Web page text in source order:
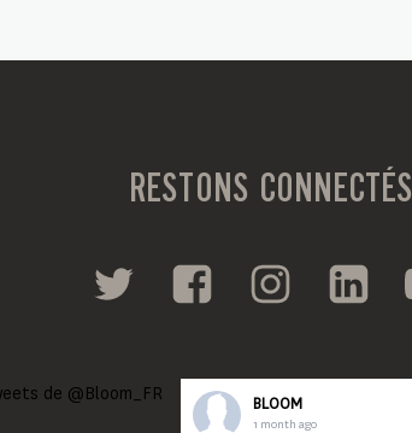
RESTONS CONNECTÉS
de @Bloom_FR BLOOM
1 month ago